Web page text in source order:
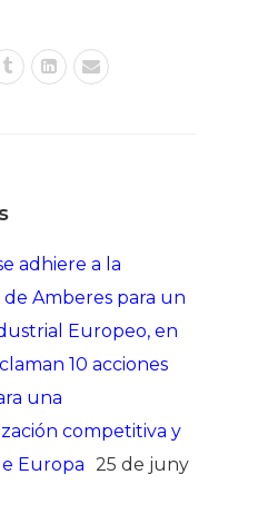
adhiere a la
de Amberes para un
Europeo, en
10 acciones
una
competitiva y
Europa 25 de juny